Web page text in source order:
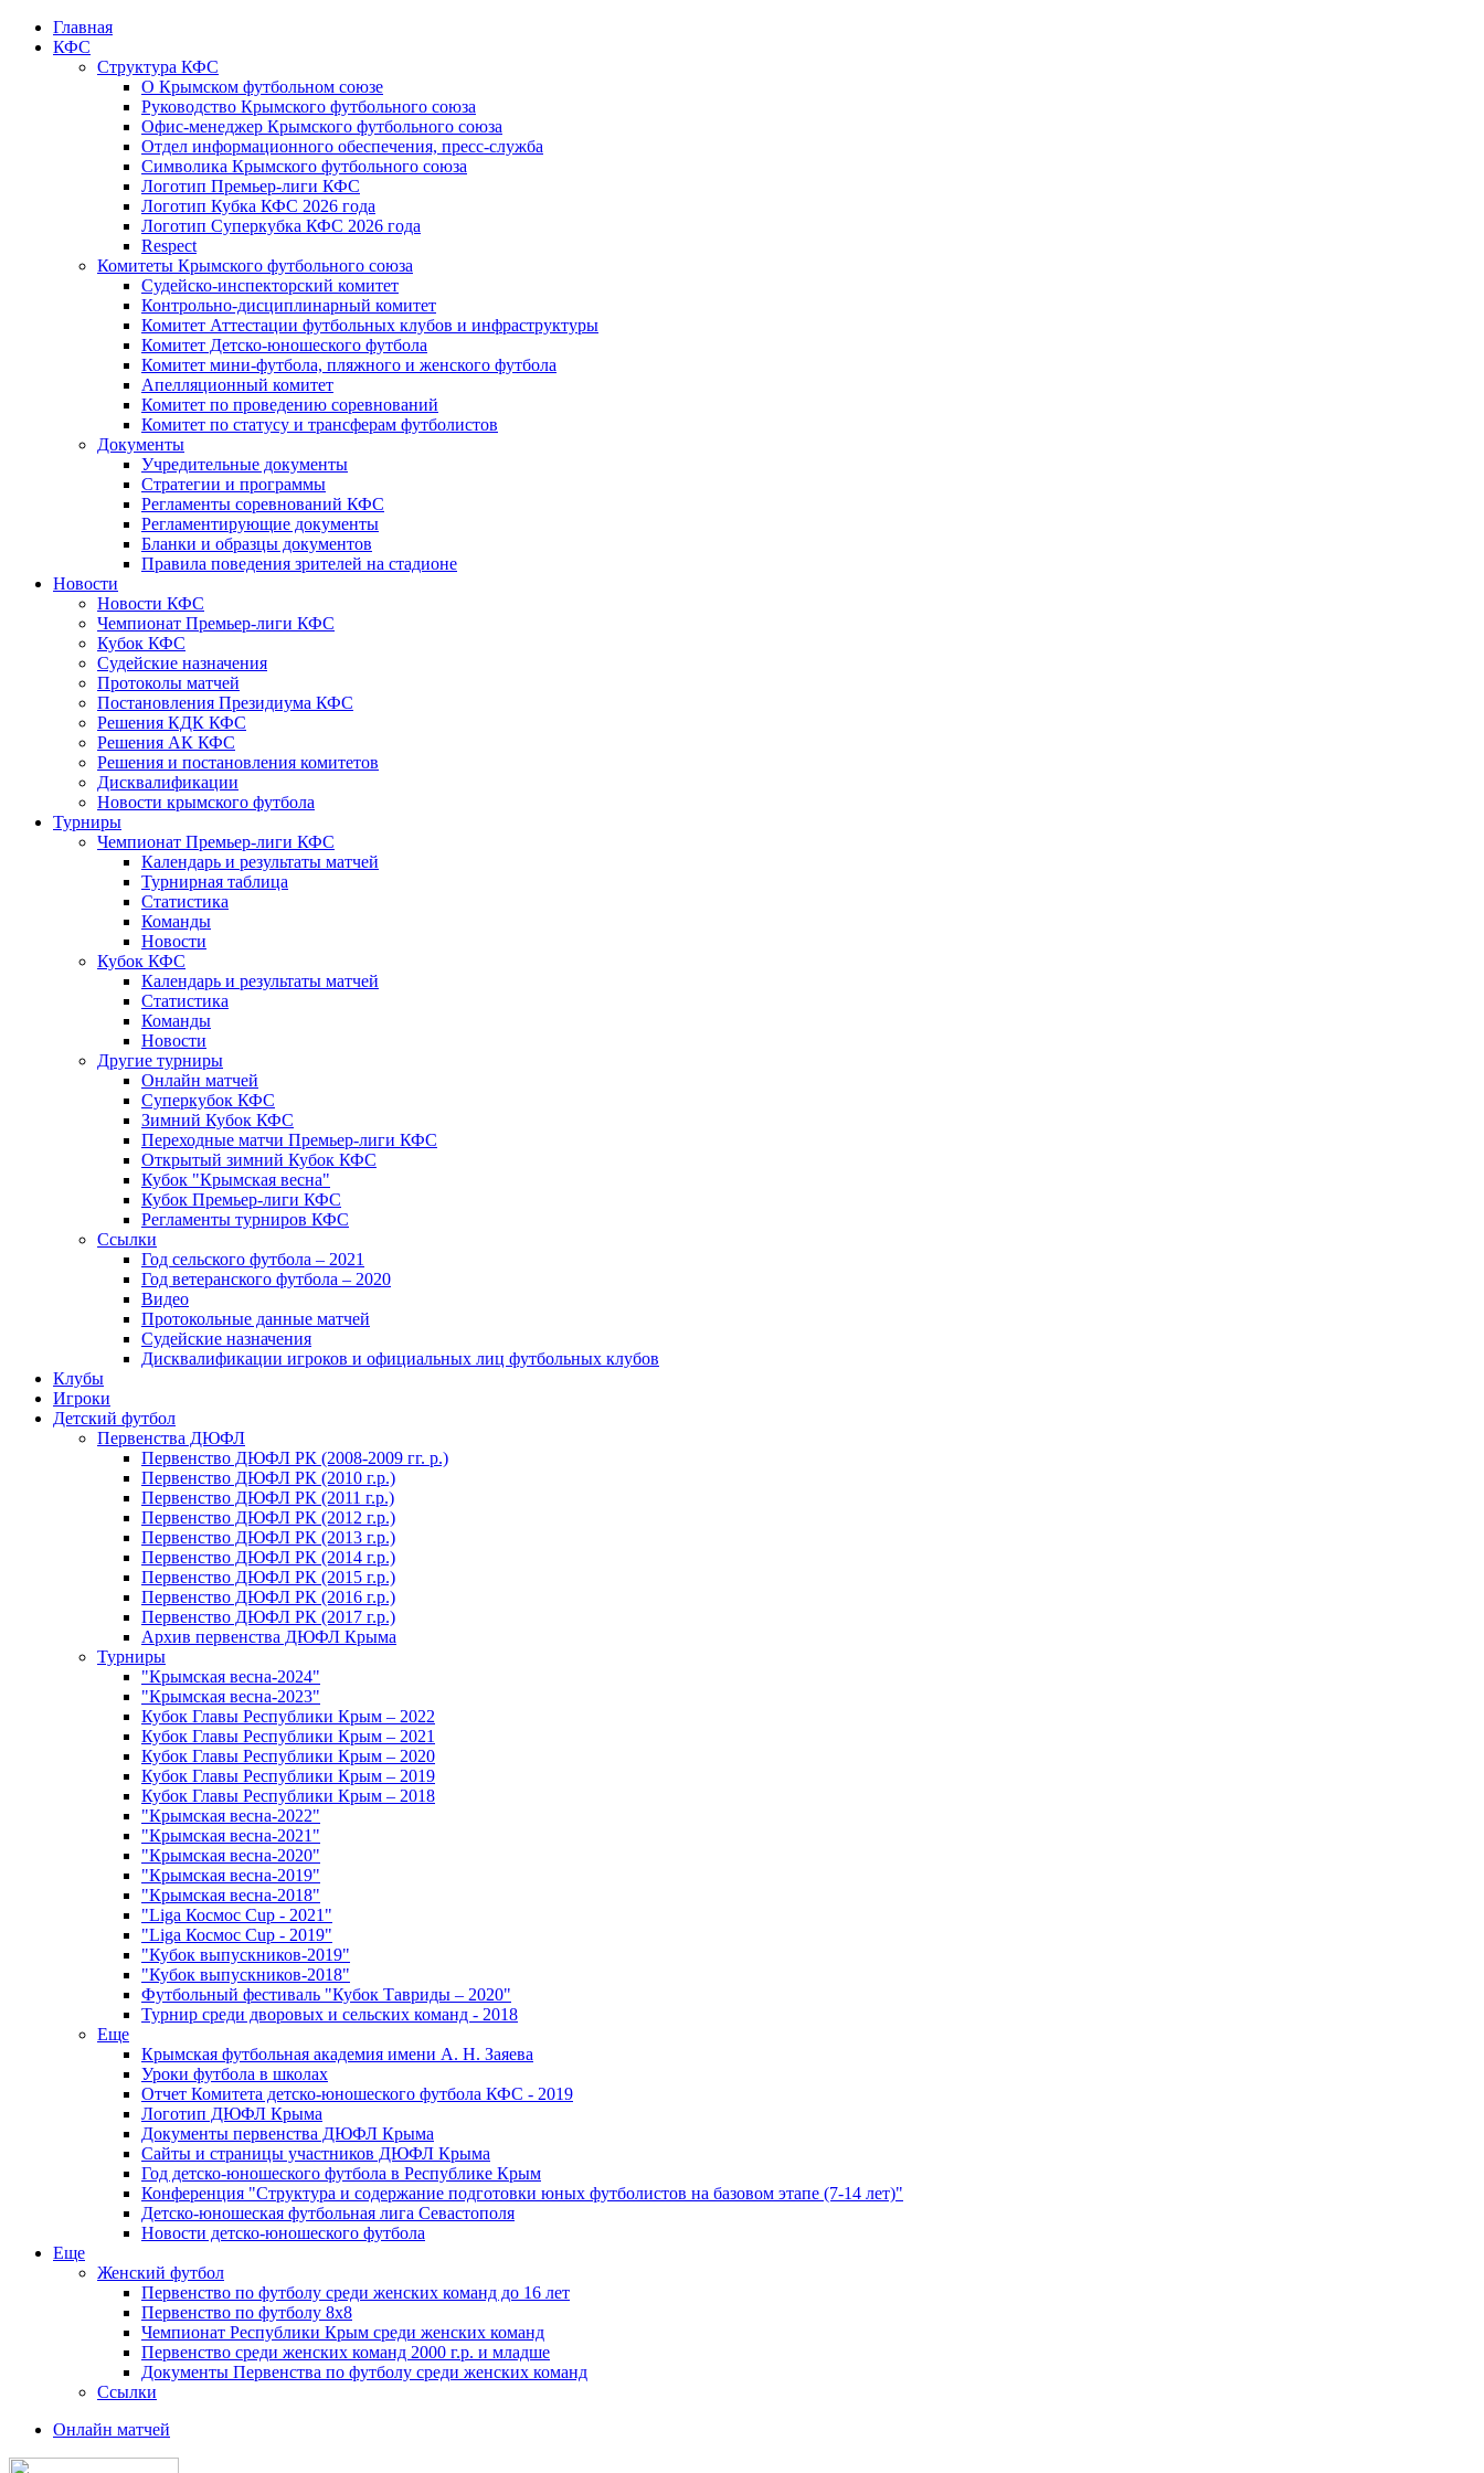
Главная
КФС
Структура КФС
О Крымском футбольном союзе
Руководство Крымского футбольного союза
Офис-менеджер Крымского футбольного союза
Отдел информационного обеспечения, пресс-служба
Символика Крымского футбольного союза
Логотип Премьер-лиги КФС
Логотип Кубка КФС 2026 года
Логотип Суперкубка КФС 2026 года
Respect
Комитеты Крымского футбольного союза
Судейско-инспекторский комитет
Контрольно-дисциплинарный комитет
Комитет Аттестации футбольных клубов и инфраструктуры
Комитет Детско-юношеского футбола
Комитет мини-футбола, пляжного и женского футбола
Апелляционный комитет
Комитет по проведению соревнований
Комитет по статусу и трансферам футболистов
Документы
Учредительные документы
Стратегии и программы
Регламенты соревнований КФС
Регламентирующие документы
Бланки и образцы документов
Правила поведения зрителей на стадионе
Новости
Новости КФС
Чемпионат Премьер-лиги КФС
Кубок КФС
Судейские назначения
Протоколы матчей
Постановления Президиума КФС
Решения КДК КФС
Решения АК КФС
Решения и постановления комитетов
Дисквалификации
Новости крымского футбола
Турниры
Чемпионат Премьер-лиги КФС
Календарь и результаты матчей
Турнирная таблица
Статистика
Команды
Новости
Кубок КФС
Календарь и результаты матчей
Статистика
Команды
Новости
Другие турниры
Онлайн матчей
Суперкубок КФС
Зимний Кубок КФС
Переходные матчи Премьер-лиги КФС
Открытый зимний Кубок КФС
Кубок "Крымская весна"
Кубок Премьер-лиги КФС
Регламенты турниров КФС
Ссылки
Год сельского футбола – 2021
Год ветеранского футбола – 2020
Видео
Протокольные данные матчей
Судейские назначения
Дисквалификации игроков и официальных лиц футбольных клубов
Клубы
Игроки
Детский футбол
Первенства ДЮФЛ
Первенство ДЮФЛ РК (2008-2009 гг. р.)
Первенство ДЮФЛ РК (2010 г.р.)
Первенство ДЮФЛ РК (2011 г.р.)
Первенство ДЮФЛ РК (2012 г.р.)
Первенство ДЮФЛ РК (2013 г.р.)
Первенство ДЮФЛ РК (2014 г.р.)
Первенство ДЮФЛ РК (2015 г.р.)
Первенство ДЮФЛ РК (2016 г.р.)
Первенство ДЮФЛ РК (2017 г.р.)
Архив первенства ДЮФЛ Крыма
Турниры
"Крымская весна-2024"
"Крымская весна-2023"
Кубок Главы Республики Крым – 2022
Кубок Главы Республики Крым – 2021
Кубок Главы Республики Крым – 2020
Кубок Главы Республики Крым – 2019
Кубок Главы Республики Крым – 2018
"Крымская весна-2022"
"Крымская весна-2021"
"Крымская весна-2020"
"Крымская весна-2019"
"Крымская весна-2018"
"Liga Космос Cup - 2021"
"Liga Космос Cup - 2019"
"Кубок выпускников-2019"
"Кубок выпускников-2018"
Футбольный фестиваль "Кубок Тавриды – 2020"
Турнир среди дворовых и сельских команд - 2018
Еще
Крымская футбольная академия имени А. Н. Заяева
Уроки футбола в школах
Отчет Комитета детско-юношеского футбола КФС - 2019
Логотип ДЮФЛ Крыма
Документы первенства ДЮФЛ Крыма
Сайты и страницы участников ДЮФЛ Крыма
Год детско-юношеского футбола в Республике Крым
Конференция "Структура и содержание подготовки юных футболистов на базовом этапе (7-14 лет)"
Детско-юношеская футбольная лига Севастополя
Новости детско-юношеского футбола
Еще
Женский футбол
Первенство по футболу среди женских команд до 16 лет
Первенство по футболу 8х8
Чемпионат Республики Крым среди женских команд
Первенство среди женских команд 2000 г.р. и младше
Документы Первенства по футболу среди женских команд
Ссылки
Онлайн матчей